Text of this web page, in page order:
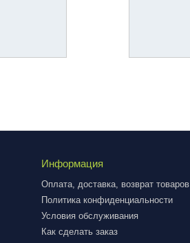
Информация
Оплата, доставка, возврат товаров
Политика конфиденциальности
Условия обслуживания
Как сделать заказ